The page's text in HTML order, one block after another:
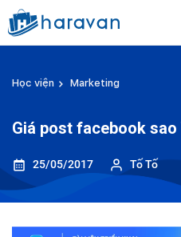
Học viện Marketing
Giá post facebook sao
25/05/2017 Tố Tố